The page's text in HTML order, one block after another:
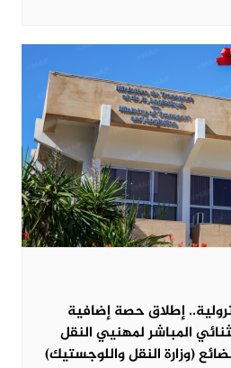
إطلاق حصة إضافية
المباشر لمهنيي النقل
(وزارة النقل واللوجستيك)